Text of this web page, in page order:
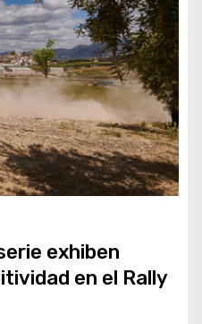
exhiben
en el Rally